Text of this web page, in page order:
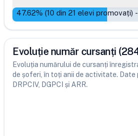
47.62% (10 din 21 elevi promovați) -
Evoluție număr cursanți
Evoluția numărului de cursanți
de șoferi, în toți anii de activitate.
DRPCIV, DGPCI și ARR.